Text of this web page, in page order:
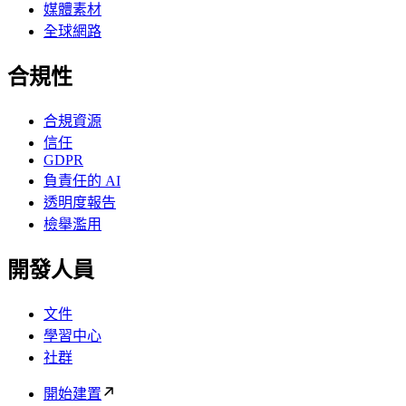
媒體素材
全球網路
合規性
合規資源
信任
GDPR
負責任的 AI
透明度報告
檢舉濫用
開發人員
文件
學習中心
社群
開始建置